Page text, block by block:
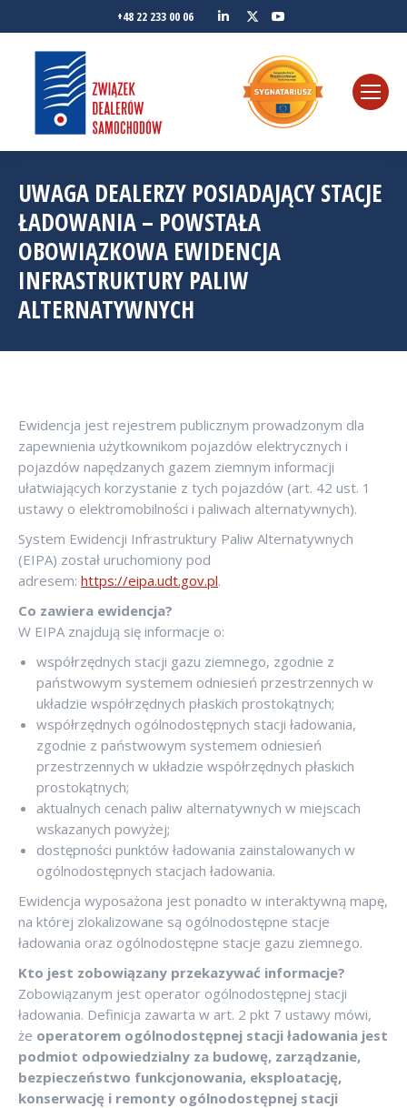
+48 22 233 00 06
Linkedin
Twitter
UWAGA DEALERZY POSIADAJĄCY STACJE
ŁADOWANIA – POWSTAŁA
OBOWIĄZKOWA EWIDENCJA
INFRASTRUKTURY PALIW
ALTERNATYWNYCH
Ewidencja jest rejestrem publicznym prowadzonym dla
zapewnienia użytkownikom pojazdów elektrycznych i
pojazdów napędzanych gazem ziemnym informacji
ułatwiających korzystanie z tych pojazdów (art. 42 ust. 1
ustawy o elektromobilności i paliwach alternatywnych).
System Ewidencji Infrastruktury Paliw Alternatywnych
(EIPA) został uruchomiony pod
adresem: https://eipa.udt.gov.pl.
Co zawiera ewidencja?
W EIPA znajdują się informacje o:
współrzędnych stacji gazu ziemnego, zgodnie z
państwowym systemem odniesień przestrzennych w
układzie współrzędnych płaskich prostokątnych;
współrzędnych ogólnodostępnych stacji ładowania,
zgodnie z państwowym systemem odniesień
przestrzennych w układzie współrzędnych płaskich
prostokątnych;
aktualnych cenach paliw alternatywnych w miejscach
wskazanych powyżej;
dostępności punktów ładowania zainstalowanych w
ogólnodostępnych stacjach ładowania.
Ewidencja wyposażona jest ponadto w interaktywną mapę,
na której zlokalizowane są ogólnodostępne stacje
ładowania oraz ogólnodostępne stacje gazu ziemnego.
Kto jest zobowiązany przekazywać informacje?
Zobowiązanym jest operator ogólnodostępnej stacji
ładowania. Definicja zawarta w art. 2 pkt 7 ustawy mówi,
że operatorem ogólnodostępnej stacji ładowania jest
podmiot odpowiedzialny za budowę, zarządzanie,
bezpieczeństwo funkcjonowania, eksploatację,
konserwację i remonty ogólnodostępnej stacji